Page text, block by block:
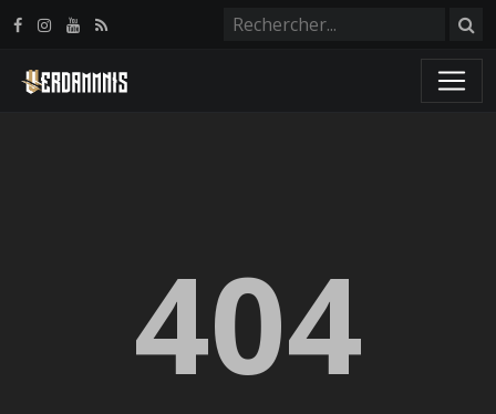
404
Panneau de gestion des cookies